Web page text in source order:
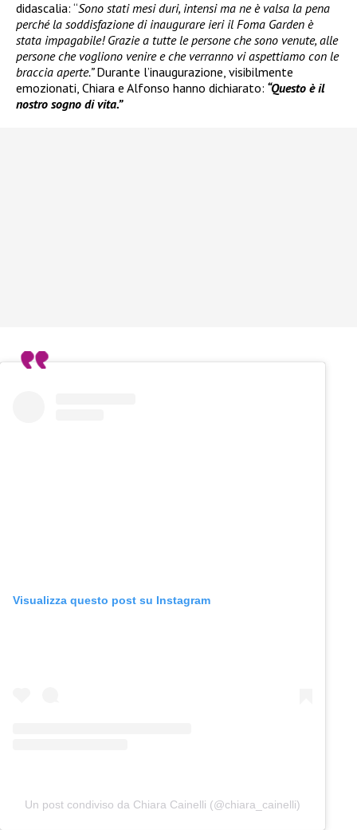
didascalia: “Sono stati mesi duri, intensi ma ne è valsa la pena
perché la soddisfazione di inaugurare ieri il Foma Garden è
stata impagabile! Grazie a tutte le persone che sono venute, alle
persone che vogliono venire e che verranno vi aspettiamo con le
braccia aperte.”Durante l’inaugurazione, visibilmente
emozionati, Chiara e Alfonso hanno dichiarato: “Questo è il
nostro sogno di vita.”
Visualizza questo post su Instagram
Un post condiviso da Chiara Cainelli (@chiara_cainelli)